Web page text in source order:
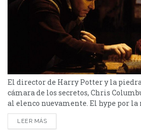
El director de Harry Potter y la
cámara de los secretos, Chris
al elenco nuevamente. El hype por la
Potter es total. Se conocieron nuevas
a ellas, habló Chris Columbus,
LEER MÁS